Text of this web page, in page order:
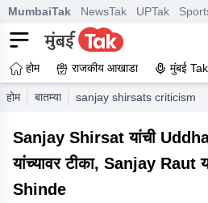
MumbaiTak NewsTak UPTak
होम राजकीय आखाडा मुंबई
होम बातम्या sanjay shirsats criticism
Sanjay Shirsat यांची
यांच्यावर टीका, Sanjay Raut
Shinde